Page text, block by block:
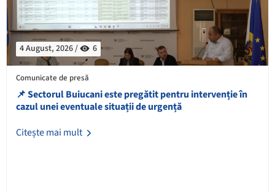
4 August, 2026 / 6
Comunicate de presă
📌 Sectorul Buiucani este pregătit pentru intervenție în
cazul unei eventuale situații de urgență
Citește mai mult